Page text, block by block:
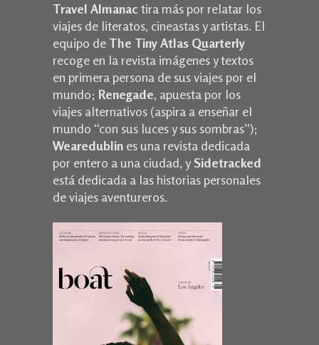
Travel Almanac tira más por relatar los
viajes de literatos, cineastas y artistas. El
equipo de The Tiny Atlas Quarterly
recoge en la revista imágenes y textos
en primera persona de sus viajes por el
mundo; Renegade, apuesta por los
viajes alternativos (aspira a enseñar el
mundo “con sus luces y sus sombras”);
Wearedublin es una revista dedicada
por entero a una ciudad, y Sidetracked
está dedicada a las historias personales
de viajes aventureros.